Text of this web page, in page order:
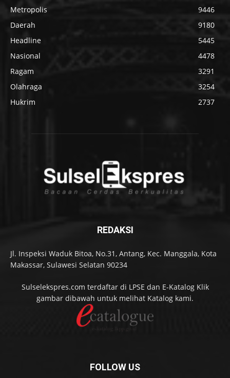
Metropolis
9446
Daerah
9180
Headline
5445
Nasional
4478
Ragam
3291
Olahraga
3254
Hukrim
2737
REDAKSI
Jl. Inspeksi Waduk Bitoa, No.31, Antang, Kec. Manggala, Kota
Makassar, Sulawesi Selatan 90234
Sulselekspres.com terdaftar di LPSE dan E-Katalog Klik
gambar dibawah untuk melihat Katalog kami.
FOLLOW US